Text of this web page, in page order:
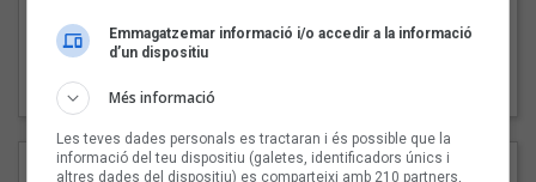
Emmagatzemar informació i/o accedir a la informació
d’un dispositiu
Més informació
Les teves dades personals es tractaran i és possible que la
informació del teu dispositiu (galetes, identificadors únics i
altres dades del dispositiu) es comparteixi amb 210 partners,